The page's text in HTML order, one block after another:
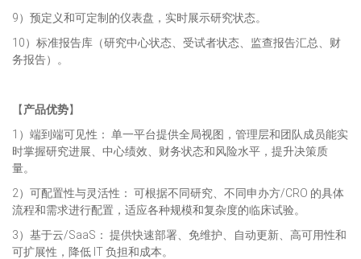
9）预定义和可定制的仪表盘，实时展示研究状态。
10）标准报告库（研究中心状态、受试者状态、监查报告汇总、财
务报告）。
【产品优势】
1）端到端可见性： 单一平台提供全局视图，管理层和团队成员能实
时掌握研究进展、中心绩效、财务状态和风险水平，提升决策质
量。
2）可配置性与灵活性： 可根据不同研究、不同申办方/CRO 的具体
流程和需求进行配置，适应各种规模和复杂度的临床试验。
3）基于云/SaaS： 提供快速部署、免维护、自动更新、高可用性和
可扩展性，降低 IT 负担和成本。